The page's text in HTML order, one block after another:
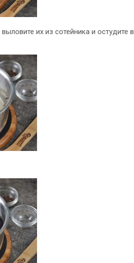
их из сотейника и остудите в